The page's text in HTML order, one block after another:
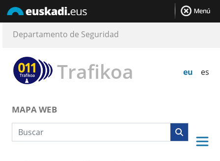
Trafikoa eu es
Departamento de Seguridad
MAPA WEB
Búsqueda web